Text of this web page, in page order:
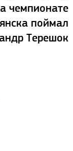
чемпионате
поймал
Терешок